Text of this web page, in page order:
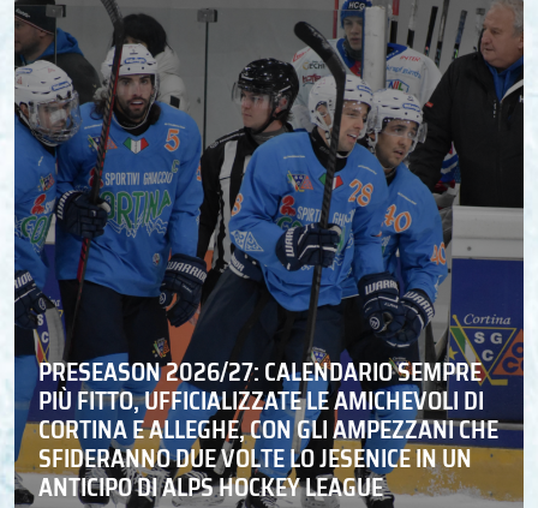
PRESEASON 2026/27: CALENDARIO SEMPRE
PIÙ FITTO, UFFICIALIZZATE LE AMICHEVOLI DI
CORTINA E ALLEGHE, CON GLI AMPEZZANI CHE
SFIDERANNO DUE VOLTE LO JESENICE IN UN
ANTICIPO DI ALPS HOCKEY LEAGUE